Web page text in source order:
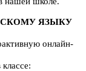
ЯЗЫКУ
онлайн-